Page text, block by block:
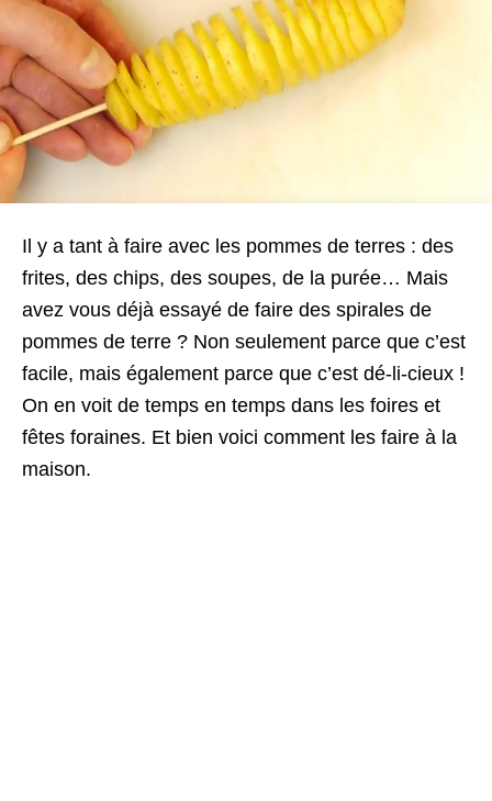
Il y a tant à faire avec les pommes de terres : des
frites, des chips, des soupes, de la purée… Mais
avez vous déjà essayé de faire des spirales de
pommes de terre ? Non seulement parce que c’est
facile, mais également parce que c’est dé-li-cieux !
On en voit de temps en temps dans les foires et
fêtes foraines. Et bien voici comment les faire à la
maison.